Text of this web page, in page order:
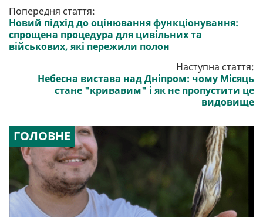
Попередня стаття:
Новий підхід до оцінювання функціонування:
спрощена процедура для цивільних та
військових, які пережили полон
Наступна стаття:
Небесна вистава над Дніпром: чому Місяць
стане "кривавим" і як не пропустити це
видовище
ГОЛОВНЕ